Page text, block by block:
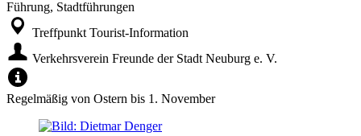
Führung, Stadtführungen
Treffpunkt Tourist-Information
Verkehrsverein Freunde der Stadt Neuburg e. V.
Regelmäßig von Ostern bis 1. November